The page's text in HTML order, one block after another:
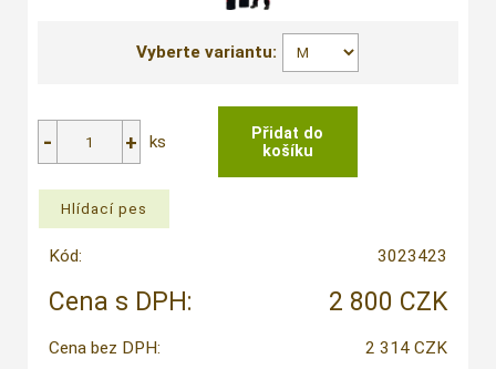
Vyberte variantu:
ks
Kód: 3023423
Cena s DPH: 2 800 CZK
Cena bez DPH:
2 314 CZK